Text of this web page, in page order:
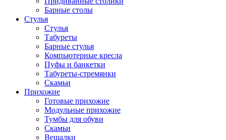
Барные столы
Стулья
Стулья
Табуреты
Барные стулья
Компьютерные кресла
Пуфы и банкетки
Табуреты-стремянки
Скамьи
Прихожие
Готовые прихожие
Модульные прихожие
Тумбы для обуви
Скамьи
Вешалки